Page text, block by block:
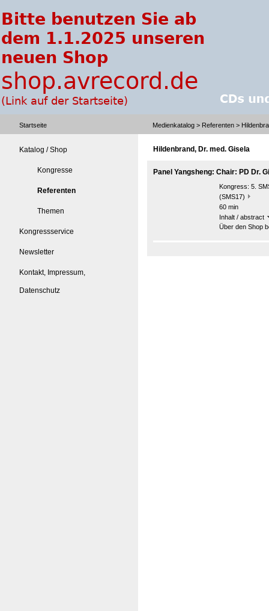
Startseite Medienkatalog > Referenten >
Katalog / Shop
Kongresse
Referenten
Themen
Kongressservice
Newsletter
Kontakt, Impressum,
Datenschutz
Hildenbrand, Dr. med. Gisela
Panel Yangsheng: Chair: PD Dr.
Kongress: 5.
(SMS17)
60 min
Inhalt / abstract
Über den Shop